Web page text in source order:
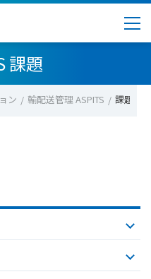
課題
ン 輸配送管理 ASPITS 課題